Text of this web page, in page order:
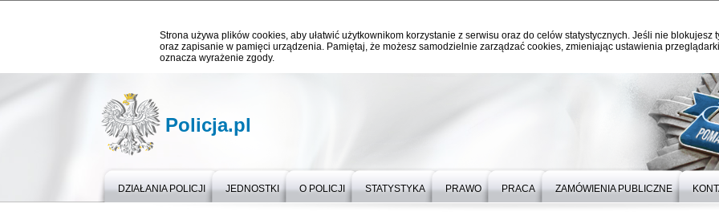
Strona używa plików cookies, aby ułatwić użytkownikom korzystanie z serwisu oraz do celów statystycznych. Jeśli nie blokujesz
oraz zapisanie w pamięci urządzenia. Pamiętaj, że możesz samodzielnie zarządzać cookies, zmieniając ustawienia
oznacza wyrażenie zgody.
Policja.pl
DZIAŁANIA POLICJI JEDNOSTKI O POLICJI STATYSTYKA PRAWO PRACA ZAMÓWIENIA PUBLICZNE